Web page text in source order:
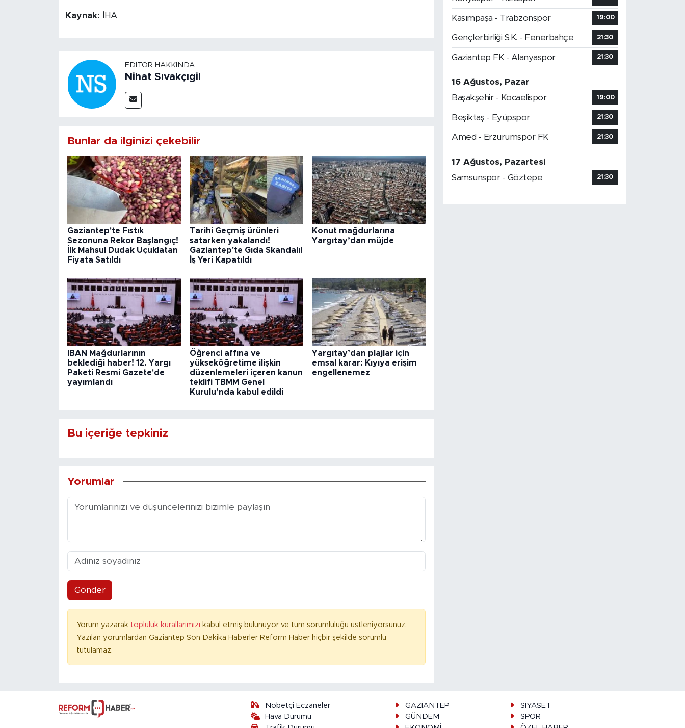
Kaynak: İHA
EDITÖR HAKKINDA
Nihat Sıvakçıgil
Bunlar da ilginizi çekebilir
Gaziantep'te Fıstık
Sezonuna Rekor Başlangıç!
İlk Mahsul Dudak Uçuklatan
Fiyata Satıldı
Tarihi Geçmiş ürünleri
satarken yakalandı!
Gaziantep'te Gıda Skandalı!
İş Yeri Kapatıldı
Konut mağdurlarına
Yargıtay’dan müjde
IBAN Mağdurlarının
beklediği haber! 12. Yargı
Paketi Resmi Gazete'de
yayımlandı
Öğrenci affına ve
yükseköğretime ilişkin
düzenlemeleri içeren kanun
teklifi TBMM Genel
Kurulu’nda kabul edildi
Yargıtay’dan plajlar için
emsal karar: Kıyıya erişim
engellenemez
Bu içeriğe tepkiniz
Yorumlar
Gönder
Yorum yazarak topluluk kurallarımızı kabul etmiş bulunuyor ve tüm sorumluluğu üstleniyorsunuz.
Yazılan yorumlardan Gaziantep Son Dakika Haberler Reform Haber hiçbir şekilde sorumlu
tutulamaz.
Kasımpaşa - Trabzonspor 19:00
Gençlerbirliği S.K. - Fenerbahçe 21:30
Gaziantep FK - Alanyaspor 21:30
16 Ağustos, Pazar
Başakşehir - Kocaelispor
19:00
Beşiktaş - Eyüpspor 21:30
Amed - Erzurumspor FK 21:30
17 Ağustos, Pazartesi
Samsunspor - Göztepe
21:30
Nöbetçi Eczaneler
Hava Durumu
GAZİANTEP
SİYASET
GÜNDEM
SPOR